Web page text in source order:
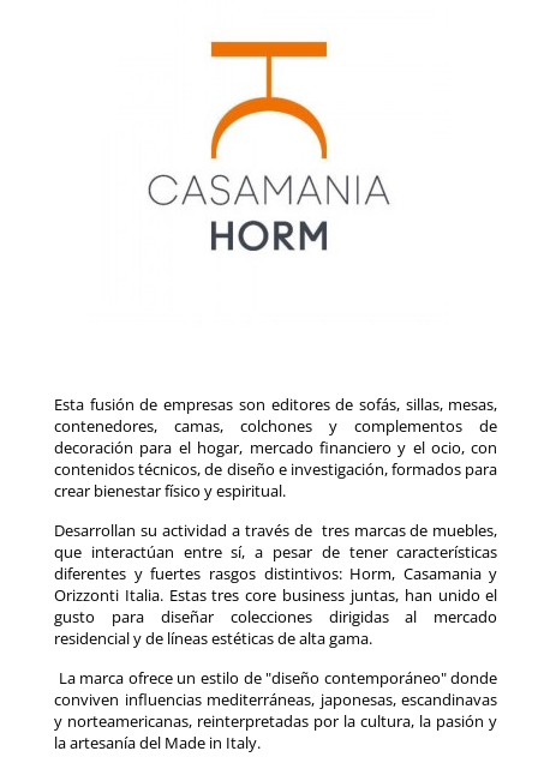
Esta fusión de empresas son editores de sofás, sillas, mesas,
contenedores, camas, colchones y complementos de
decoración para el hogar, mercado financiero y el ocio, con
contenidos técnicos, de diseño e investigación, formados para
crear bienestar físico y espiritual.
Desarrollan su actividad a través de tres marcas de muebles,
que interactúan entre sí, a pesar de tener características
diferentes y fuertes rasgos distintivos: Horm, Casamania y
Orizzonti Italia. Estas tres core business juntas, han unido el
gusto para diseñar colecciones dirigidas al mercado
residencial y de líneas estéticas de alta gama.
La marca ofrece un estilo de "diseño contemporáneo" donde
conviven influencias mediterráneas, japonesas, escandinavas
y norteamericanas, reinterpretadas por la cultura, la pasión y
la artesanía del Made in Italy.